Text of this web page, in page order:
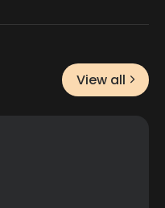
View all